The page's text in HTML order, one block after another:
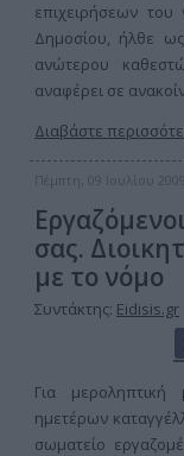
επιχειρήσεων του
Δημοσίου, ήλθε
ανώτερου
αναφέρει σε
Διαβάστε
Πέμπτη, 09 Ιουλίου
σας.
με το νόμο
Συντάκτης: Eidisis.gr
Για μεροληπτική
ημετέρων
σωματείο